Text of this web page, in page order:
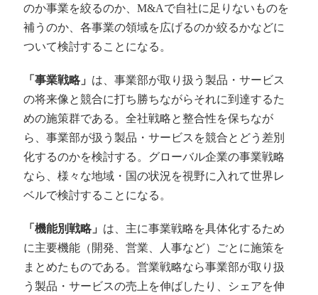
のか事業を絞るのか、M&Aで自社に足りないものを
補うのか、各事業の領域を広げるのか絞るかなどに
ついて検討することになる。
「事業戦略」 は、事業部が取り扱う製品・サービス
の将来像と競合に打ち勝ちながらそれに到達するた
めの施策群である。全社戦略と整合性を保ちなが
ら、事業部が扱う製品・サービスを競合とどう差別
化するのかを検討する。グローバル企業の事業戦略
なら、様々な地域・国の状況を視野に入れて世界レ
ベルで検討することになる。
「機能別戦略」 は、主に事業戦略を具体化するため
に主要機能（開発、営業、人事など）ごとに施策を
まとめたものである。営業戦略なら事業部が取り扱
う製品・サービスの売上を伸ばしたり、シェアを伸